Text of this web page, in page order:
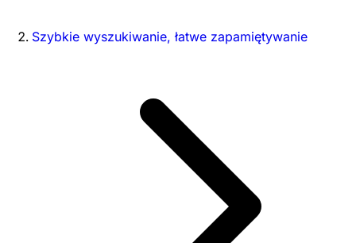
Szybkie wyszukiwanie, łatwe zapamiętywanie